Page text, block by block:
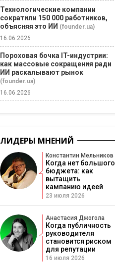
Технологические компании
сократили 150 000 работников,
объясняя это ИИ (founder.ua)
16.06.2026
Пороховая бочка IT-индустрии:
как массовые сокращения ради
ИИ раскалывают рынок
(founder.ua)
16.06.2026
ЛИДЕРЫ МНЕНИЙ
Константин Мельников
Когда нет большого
бюджета: как
вытащить
кампанию идеей
23 июля 2026
Анастасия Джогола
Когда публичность
руководителя
становится риском
для репутации
16 июля 2026